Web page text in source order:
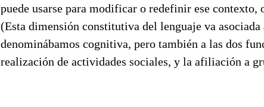
puede usarse para modificar o redefinir ese contexto,
(Esta dimensión constitutiva del lenguaje va asociada
denominábamos cognitiva, pero también a las dos
realización de actividades sociales, y la afiliación a